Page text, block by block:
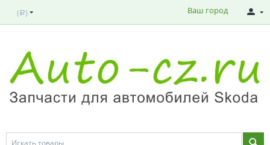
( Р ) Ваш город